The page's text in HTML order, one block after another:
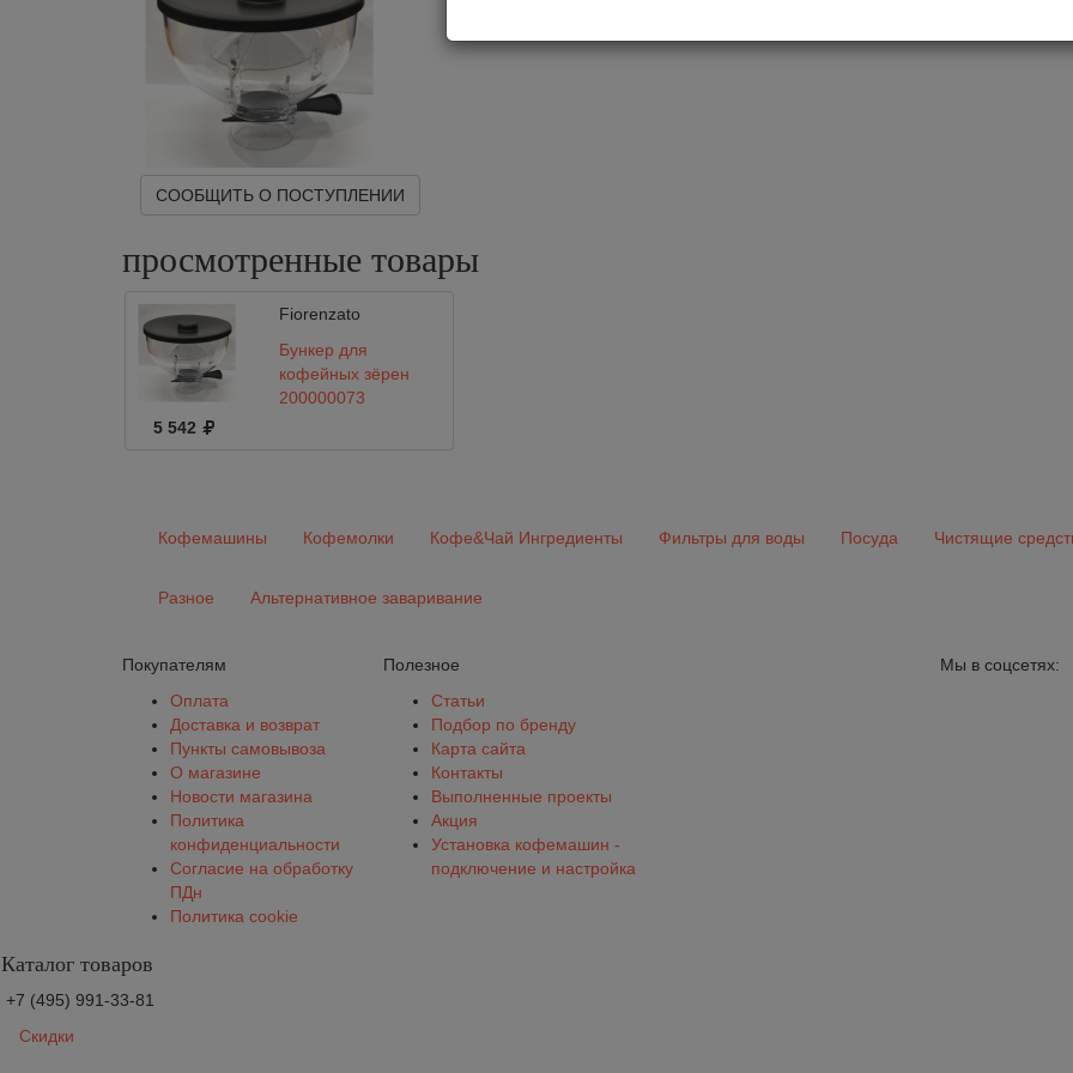
СООБЩИТЬ О ПОСТУПЛЕНИИ
просмотренные товары
Fiorenzato
Бункер для
кофейных зёрен
200000073
5 542
Кофемашины Кофемолки Кофе&Чай Ингредиенты Фильтры для воды Посуда Чистящие
Разное Альтернативное заваривание
Покупателям
Оплата
Доставка и возврат
Пункты самовывоза
О магазине
Новости магазина
Политика
конфиденциальности
Согласие на обработку
ПДн
Политика cookie
Полезное
Статьи
Подбор по бренду
Карта сайта
Контакты
Выполненные проекты
Акция
Установка кофемашин -
подключение и настройка
Мы в соцсетях:
Каталог товаров
+7 (495) 991-33-81
Скидки